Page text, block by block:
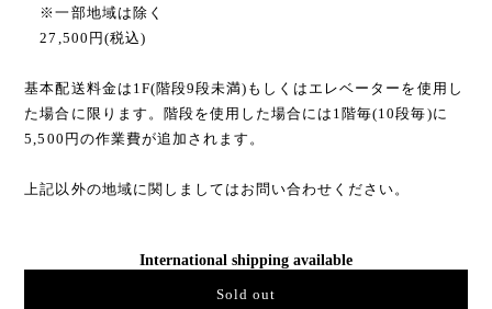
※一部地域は除く
27,500円(税込)
基本配送料金は1F(階段9段未満)もしくはエレベーターを使用し
た場合に限ります。階段を使用した場合には1階毎(10段毎)に
5,500円の作業費が追加されます。
上記以外の地域に関しましてはお問い合わせください。
International shipping available
Sold out